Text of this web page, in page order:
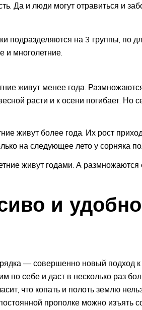
Да и люди могут отравиться и
подразделяются на 3 группы, по
и многолетние.
живут менее года.
расти и к осени погибает.
живут более года. Их рост
на следующее лето у сорняка
живут годами. А
и удобно
— совершенно новый подход
по себе и даст в несколько раз
что копать и полоть землю
прополке можно изъять